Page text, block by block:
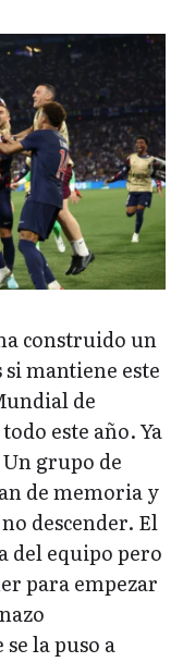
construido un
mantiene este
de
este año. Ya
grupo de
de memoria y
descender. El
del equipo pero
para empezar
la puso a